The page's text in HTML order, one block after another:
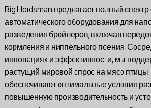
Big Herdsman предлагает полный
автоматического оборудования для
разведения бройлеров, включая
кормления и ниппельного поения.
инновациях и эффективности, мы
растущий мировой спрос на мясо
обеспечивают оптимальные условия
повышенную производительность и